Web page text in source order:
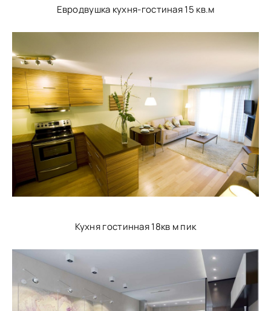
Евродвушка кухня-гостиная 15 кв.м
Кухня гостинная 18кв м пик